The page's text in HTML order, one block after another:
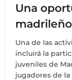
Una
Una de las
incluirá la
juveniles de
jugadores de